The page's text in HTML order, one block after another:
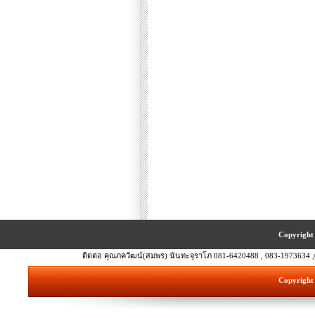
Copyright
ติดต่อ คุณภควัฒน์(สมพร) นันทะจุราโภ 081-6420488 , 083-1973634
Copyright